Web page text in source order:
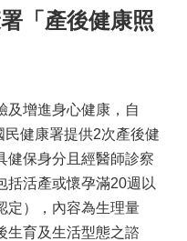
「產後健康照
及增進身心健康，自
健康署提供2次產後健
健保身分且經醫師診察
括活產或懷孕滿20週以
定），內容為生理量
生育及生活型態之諮